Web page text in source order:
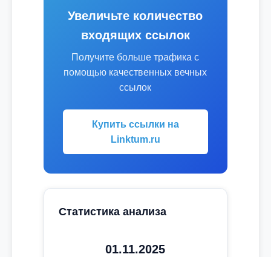
Увеличьте количество
входящих ссылок
Получите больше трафика с
помощью качественных вечных
ссылок
Купить ссылки на
Linktum.ru
Статистика анализа
01.11.2025